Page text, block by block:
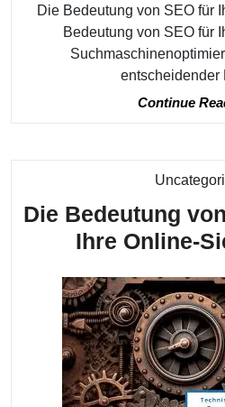
Die Bedeutung von SEO für
Bedeutung von SEO für
entscheidender
Continue
Die Bedeutung
Ihre Online-